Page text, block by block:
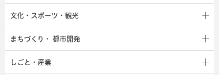
文化・スポーツ・観光
まちづくり・ 都市開発
しごと・産業